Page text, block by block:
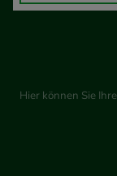
Hier können Sie